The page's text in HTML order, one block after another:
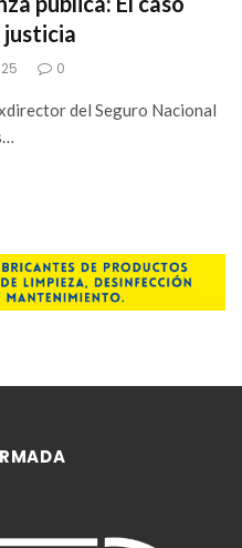
justicia
0
del Seguro Nacional